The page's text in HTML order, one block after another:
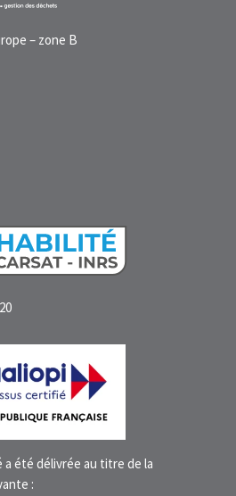
– zone B
été délivrée au titre de la
: